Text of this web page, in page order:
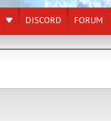
DISCORD FORUM